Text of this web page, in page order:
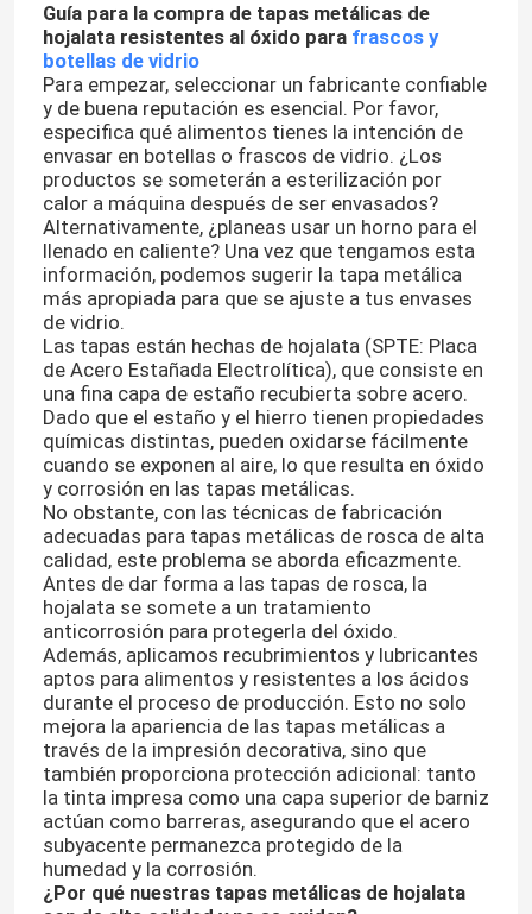
Guía para la compra de tapas metálicas de
hojalata resistentes al óxido para frascos y
botellas de vidrio
Para empezar, seleccionar un fabricante confiable
y de buena reputación es esencial. Por favor,
especifica qué alimentos tienes la intención de
envasar en botellas o frascos de vidrio. ¿Los
productos se someterán a esterilización por
calor a máquina después de ser envasados?
Alternativamente, ¿planeas usar un horno para el
llenado en caliente? Una vez que tengamos esta
información, podemos sugerir la tapa metálica
más apropiada para que se ajuste a tus envases
de vidrio.
Las tapas están hechas de hojalata (SPTE: Placa
de Acero Estañada Electrolítica), que consiste en
una fina capa de estaño recubierta sobre acero.
Dado que el estaño y el hierro tienen propiedades
químicas distintas, pueden oxidarse fácilmente
cuando se exponen al aire, lo que resulta en óxido
y corrosión en las tapas metálicas.
No obstante, con las técnicas de fabricación
adecuadas para tapas metálicas de rosca de alta
calidad, este problema se aborda eficazmente.
Antes de dar forma a las tapas de rosca, la
hojalata se somete a un tratamiento
anticorrosión para protegerla del óxido.
Además, aplicamos recubrimientos y lubricantes
aptos para alimentos y resistentes a los ácidos
durante el proceso de producción. Esto no solo
mejora la apariencia de las tapas metálicas a
través de la impresión decorativa, sino que
también proporciona protección adicional: tanto
la tinta impresa como una capa superior de barniz
actúan como barreras, asegurando que el acero
subyacente permanezca protegido de la
humedad y la corrosión.
¿Por qué nuestras tapas metálicas de hojalata